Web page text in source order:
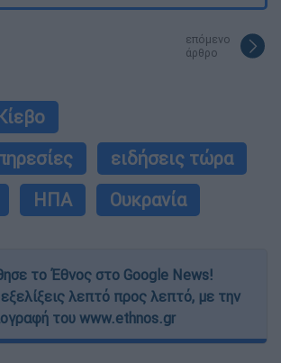
επόμενο
άρθρο
ειδήσεις τώρα
ΗΠΑ Ουκρανία
το Έθνος στο Google News!
λεπτό προς λεπτό, με την
του www.ethnos.gr